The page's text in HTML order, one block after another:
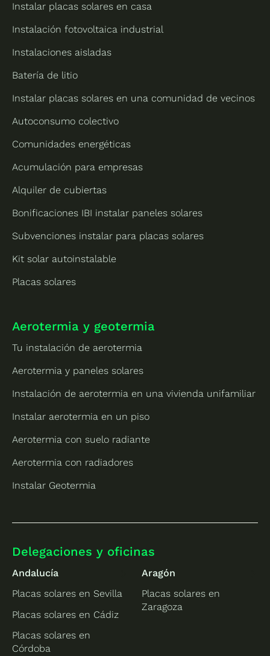
Instalar placas solares en casa
Instalación fotovoltaica industrial
Instalaciones aisladas
Batería de litio
Instalar placas solares en una comunidad de vecinos
Autoconsumo colectivo
Comunidades energéticas
Acumulación para empresas
Alquiler de cubiertas
Bonificaciones IBI instalar paneles solares
Subvenciones instalar para placas solares
Kit solar autoinstalable
Placas solares
Aerotermia y geotermia
Tu instalación de aerotermia
Aerotermia y paneles solares
Instalación de aerotermia en una vivienda unifamiliar
Instalar aerotermia en un piso
Aerotermia con suelo radiante
Aerotermia con radiadores
Instalar Geotermia
Delegaciones y oficinas
Andalucía
Placas solares en Sevilla
Placas solares en Cádiz
Placas solares en
Córdoba
Aragón
Placas solares en
Zaragoza